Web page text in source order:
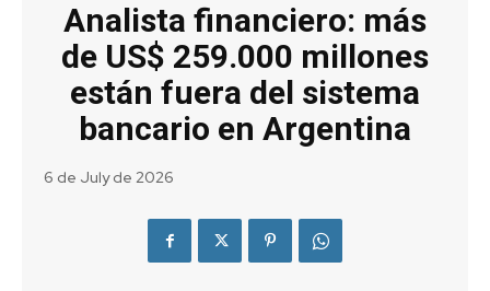
Analista financiero: más
de US$ 259.000 millones
están fuera del sistema
bancario en Argentina
6 de July de 2026